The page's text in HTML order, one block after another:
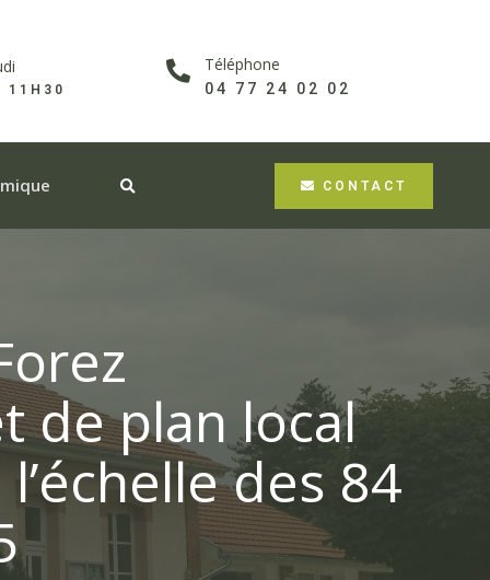
11H30
Téléphone
04 77 24 02 02
CONTACT
de plan local
des 84